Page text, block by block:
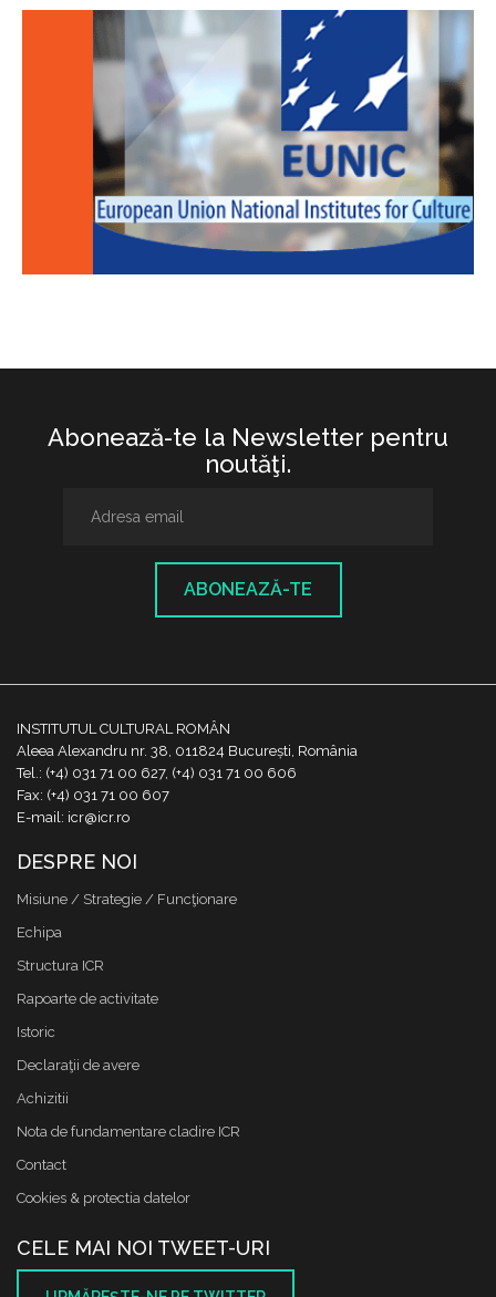
Abonează-te la Newsletter pentru
noutăţi.
ABONEAZĂ-TE
INSTITUTUL CULTURAL ROMÂN
Aleea Alexandru nr. 38, 011824 București, România
Tel.: (+4) 031 71 00 627, (+4) 031 71 00 606
Fax: (+4) 031 71 00 607
E-mail: icr@icr.ro
DESPRE NOI
Misiune / Strategie / Funcţionare
Echipa
Structura ICR
Rapoarte de activitate
Istoric
Declaraţii de avere
Achizitii
Nota de fundamentare cladire ICR
Contact
Cookies & protectia datelor
CELE MAI NOI TWEET-URI